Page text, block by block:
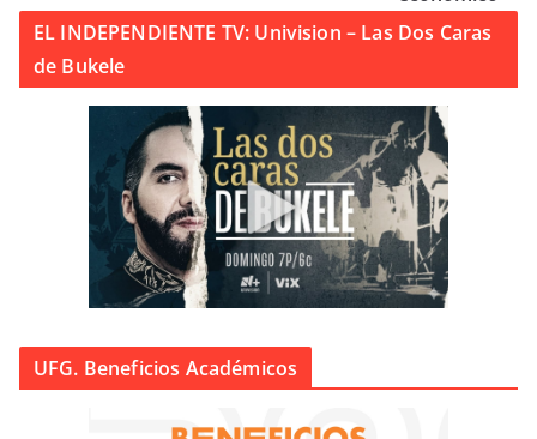
EL INDEPENDIENTE TV: Univision – Las Dos Caras
de Bukele
UFG. Beneficios Académicos